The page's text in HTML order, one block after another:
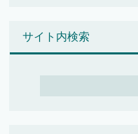
サイト内検索